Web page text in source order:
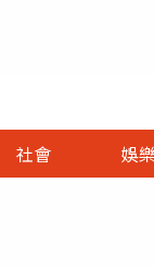
社會 娛樂
財經首頁
熱線
政